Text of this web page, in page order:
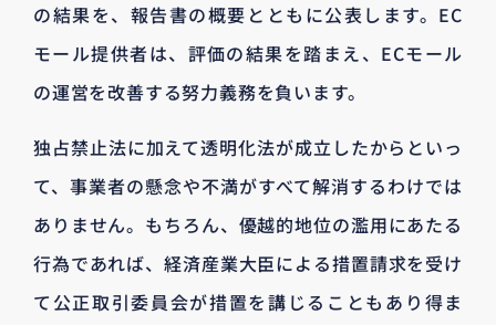
の結果を、報告書の概要とともに公表します。EC
モール提供者は、評価の結果を踏まえ、ECモール
の運営を改善する努力義務を負います。
独占禁止法に加えて透明化法が成立したからといっ
て、事業者の懸念や不満がすべて解消するわけでは
ありません。もちろん、優越的地位の濫用にあたる
行為であれば、経済産業大臣による措置請求を受け
て公正取引委員会が措置を講じることもあり得ま